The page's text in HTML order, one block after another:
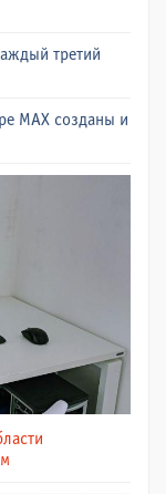
третий
МАХ созданы и